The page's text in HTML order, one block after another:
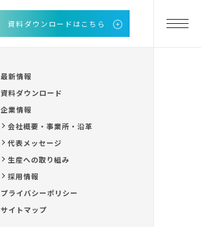
資料ダウンロードはこちら
最新情報
資料ダウンロード
企業情報
会社概要・事業所・沿革
代表メッセージ
生産への取り組み
採用情報
プライバシーポリシー
サイトマップ